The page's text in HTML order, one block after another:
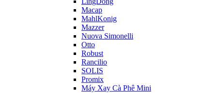
Macap
MahlKonig
Mazzer
Nuova Simonelli
Otto
Robust
Rancilio
SOLIS
Promix
Máy Xay Cà Phê Mini